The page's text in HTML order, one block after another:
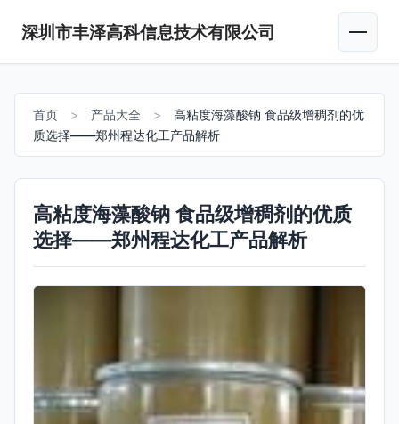
深圳市丰泽高科信息技术有限公司
首页 > 产品大全 >
高粘度海藻酸钠 食品级增稠剂的优
质选择——郑州程达化工产品解析
高粘度海藻酸钠 食品级增稠剂的优质
选择——郑州程达化工产品解析